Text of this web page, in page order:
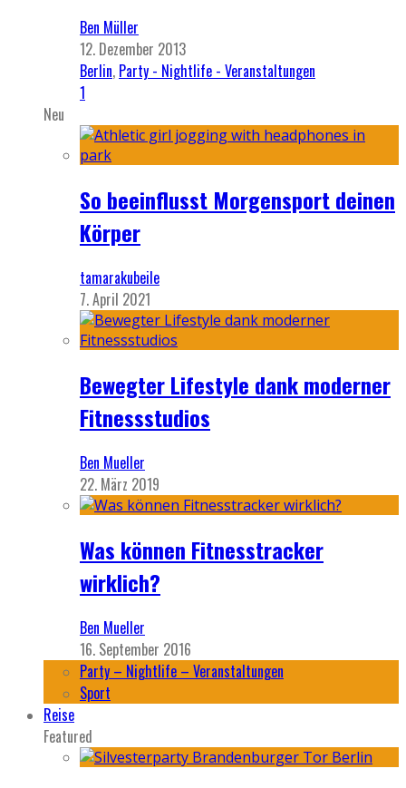
Ben Müller
12. Dezember 2013
Berlin, Party - Nightlife - Veranstaltungen
1
Neu
So beeinflusst Morgensport deinen
Körper
tamarakubeile
7. April 2021
Bewegter Lifestyle dank moderner
Fitnessstudios
Ben Mueller
22. März 2019
Was können Fitnesstracker
wirklich?
Ben Mueller
16. September 2016
Party – Nightlife – Veranstaltungen
Sport
Reise
Featured